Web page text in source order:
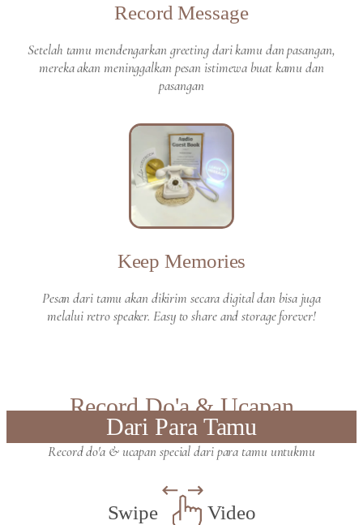
Record Message
Setelah tamu mendengarkan greeting dari kamu dan pasangan,
mereka akan meninggalkan pesan istimewa buat kamu dan
pasangan
Keep Memories
Pesan dari tamu akan dikirim secara digital dan bisa juga
melalui retro speaker. Easy to share and storage forever!
Record Do'a & Ucapan
Dari Para Tamu
Record do'a & ucapan special dari para tamu untukmu
Swipe Video